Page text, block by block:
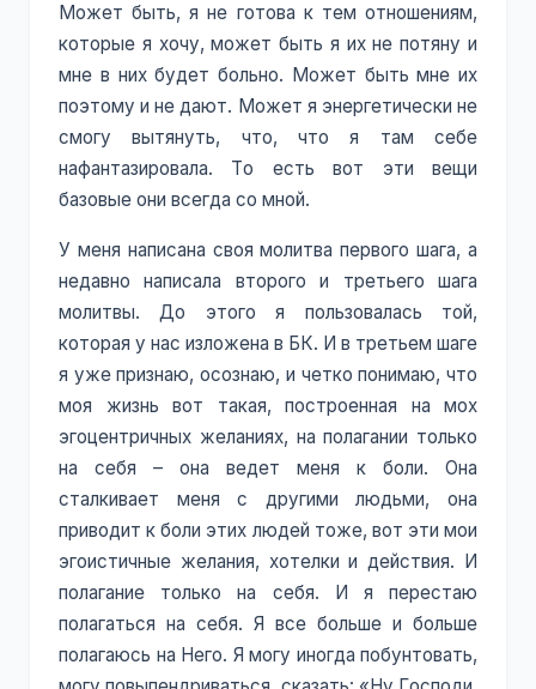
Может быть, я не готова к тем отношениям,
которые я хочу, может быть я их не потяну и
мне в них будет больно. Может быть мне их
поэтому и не дают. Может я энергетически не
смогу вытянуть, что, что я там себе
нафантазировала. То есть вот эти вещи
базовые они всегда со мной.
У меня написана своя молитва первого шага, а
недавно написала второго и третьего шага
молитвы. До этого я пользовалась той,
которая у нас изложена в БК. И в третьем шаге
я уже признаю, осознаю, и четко понимаю, что
моя жизнь вот такая, построенная на мох
эгоцентричных желаниях, на полагании только
на себя – она ведет меня к боли. Она
сталкивает меня с другими людьми, она
приводит к боли этих людей тоже, вот эти мои
эгоистичные желания, хотелки и действия. И
полагание только на себя. И я перестаю
полагаться на себя. Я все больше и больше
полагаюсь на Него. Я могу иногда побунтовать,